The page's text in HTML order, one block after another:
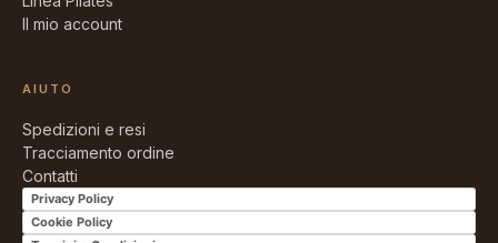
Il mio account
AIUTO
Spedizioni e resi
Tracciamento ordine
Contatti
Privacy Policy
Cookie Policy